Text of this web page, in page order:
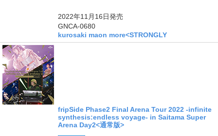
2022年11月16日発売
GNCA-0680
kurosaki maon more<STRONGLY
fripSide Phase2 Final Arena Tour 2022 -infinite
synthesis:endless voyage- in Saitama Super
Arena Day2<通常版>